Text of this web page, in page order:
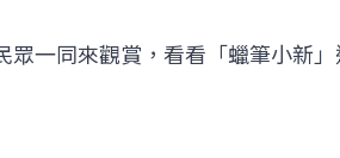
一同來觀賞，看看「蠟筆小新